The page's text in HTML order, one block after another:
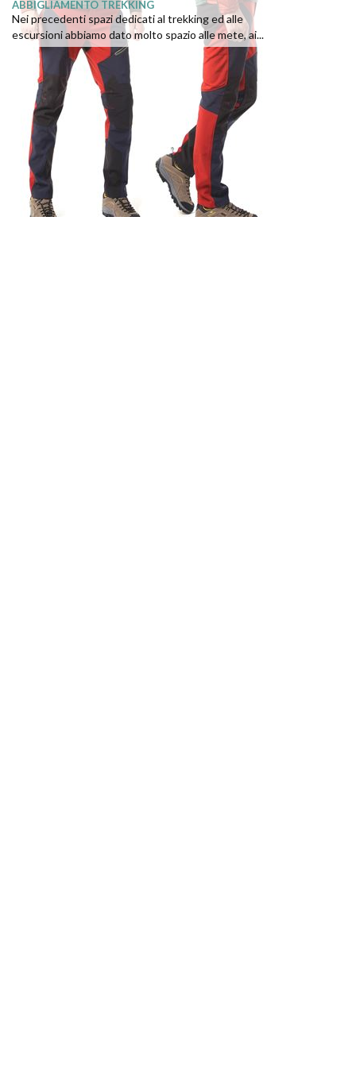
ABBIGLIAMENTO TREKKING
Nei precedenti spazi dedicati al trekking ed alle
escursioni abbiamo dato molto spazio alle mete, ai...